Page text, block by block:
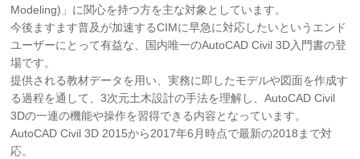
Modeling)」に関心を持つ方を主な対象としています。
今後ますます普及が加速するCIMに早急に対応したいというエンド
ユーザーにとって有益な、国内唯一のAutoCAD Civil 3D入門書の登
場です。
提供される教材データを用い、実務に即したモデルや図面を作成す
る過程を通して、3次元土木設計の手法を理解し、AutoCAD Civil
3Dの一連の機能や操作を習得できる内容となっています。
AutoCAD Civil 3D 2015から2017年6月時点で最新の2018まで対
応。